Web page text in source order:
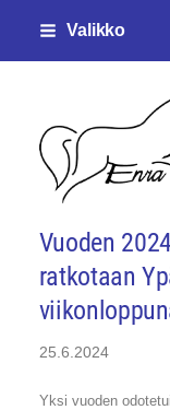
Siirry
sivun
sisältöön
Valikko
Vuoden
ratkotaan
25.6.2024
Yksi vuoden